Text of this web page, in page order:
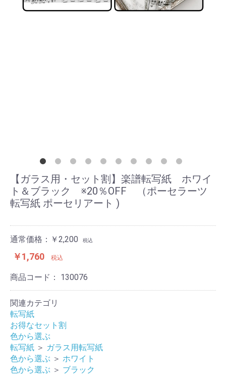
【ガラス用・セット割】楽譜転写紙 ホワイ
ト＆ブラック ※20％OFF （ポーセラーツ
転写紙 ポーセリアート )
通常価格：￥2,200 税込
￥1,760 税込
商品コード： 130076
関連カテゴリ
転写紙
お得なセット割
色から選ぶ
転写紙 ＞ ガラス用転写紙
色から選ぶ ＞ ホワイト
色から選ぶ ＞ ブラック